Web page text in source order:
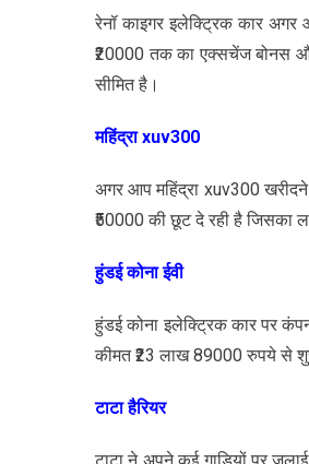
रेनॉ काइगर इलेक्ट्रिक कार
₹20000 तक का एक्सचेंज बोनस
सीमित है।
महिंद्रा xuv300
अगर आप महिंद्रा xuv300 खरीदने
₹50000 की छूट दे रही है
हुंडई कोना ईवी
हुंडई कोना इलेक्ट्रिक कार पर
कीमत ₹23 लाख 89000 रुपये से
टाटा हैरियर